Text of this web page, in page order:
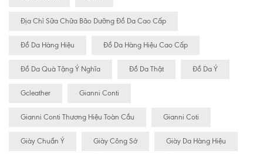
Địa Chỉ Sữa Chữa Bão Dưỡng Đồ Da Cao Cấp
Đồ Da Hàng Hiệu Đồ Da Hàng Hiệu Cao Cấp
Đồ Da Quà Tặng Ý Nghĩa Đồ Da Thật Đồ Da Ý
Gcleather Gianni Conti
Gianni Conti Thương Hiệu Toàn Cầu Gianni Coti
Giày Chuẩn Ý Giày Công Sở Giày Da Hàng Hiệu